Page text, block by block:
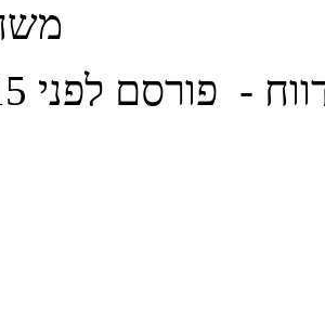
- פורסם לפני 15 שנים